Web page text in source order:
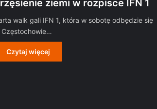
ziemi w rozpisce IFN 1
walk gali IFN 1, która w sobotę odbędzie się
Częstochowie…
Czytaj więcej